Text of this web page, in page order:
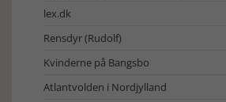
lex.dk
Rensdyr (Rudolf)
Kvinderne på Bangsbo
Atlantvolden i Nordjylland